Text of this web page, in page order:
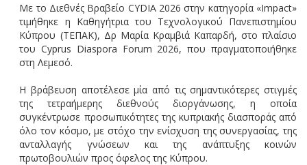
Με το Διεθνές Βραβείο CYDIA 2026 στην κατηγορία «Impact»
τιμήθηκε η Καθηγήτρια του Τεχνολογικού Πανεπιστημίου
Κύπρου (ΤΕΠΑΚ), Δρ Μαρία Κραμβιά Καπαρδή, στο πλαίσιο
του Cyprus Diaspora Forum 2026, που πραγματοποιήθηκε
στη Λεμεσό.
Η βράβευση αποτέλεσε μία από τις σημαντικότερες στιγμές
της τετραήμερης διεθνούς διοργάνωσης, η οποία
συγκέντρωσε προσωπικότητες της κυπριακής διασποράς από
όλο τον κόσμο, με στόχο την ενίσχυση της συνεργασίας, της
ανταλλαγής γνώσεων και της ανάπτυξης κοινών
πρωτοβουλιών προς όφελος της Κύπρου.